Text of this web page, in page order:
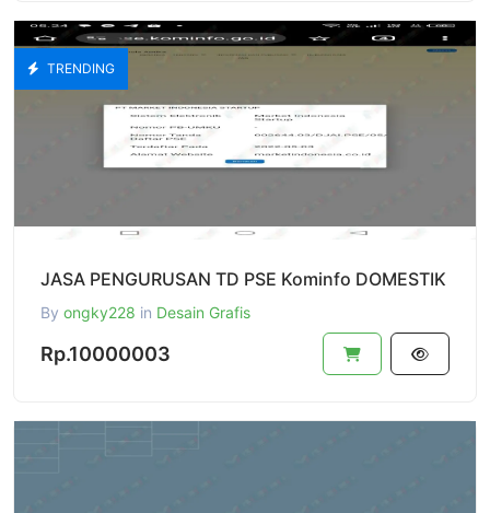
TRENDING
JASA PENGURUSAN TD PSE Kominfo DOMESTIK
By ongky228 in Desain Grafis
Rp.10000003